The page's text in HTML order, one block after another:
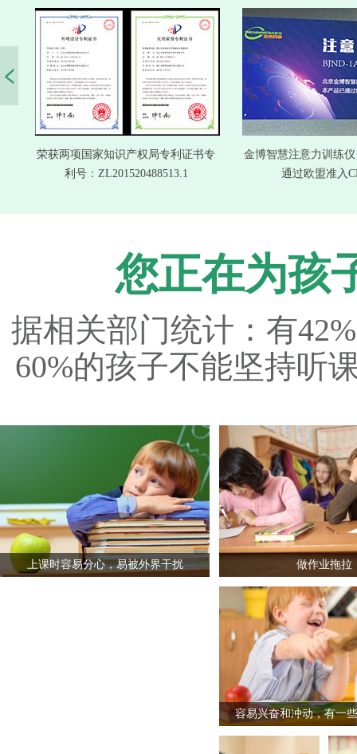
荣获两项国家知识产权局专利证书专
利号：ZL201520488513.1
金博智慧注意力训练
通过欧盟准入
您正在为孩
据相关部门统计：有
60%的孩子不能坚持听
上课时容易分心，易被外界干扰 做作业拖拉
容易兴奋和冲动，有一